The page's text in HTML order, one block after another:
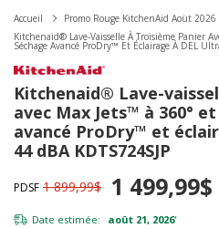
Accueil
Promo Rouge KitchenAid Aoüt 2026
Kitchenaid® Lave-Vaisselle À Troisième Panier
Séchage Avancé ProDry™ Et Éclairage À DEL
Kitchenaid® Lave-
avec Max Jets™ à 360°
avancé ProDry™ et
44 dBA KDTS724SJP
PDSF 1 899,99$ 1 499,99$
Date estimée: août 21, 2026*